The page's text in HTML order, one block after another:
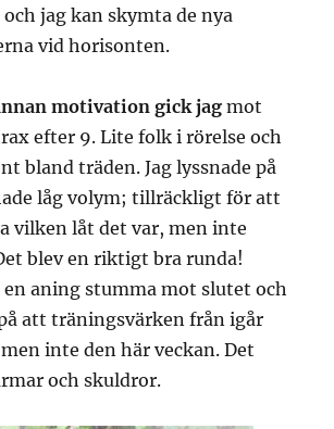
jag kan skymta de nya
vid horisonten.
motivation gick jag mot
efter 9. Lite folk i rörelse och
bland träden. Jag lyssnade på
låg volym; tillräckligt för att
vilken låt det var, men inte
blev en riktigt bra runda!
en aning stumma mot slutet och
att träningsvärken från igår
inte den här veckan. Det
och skuldror.